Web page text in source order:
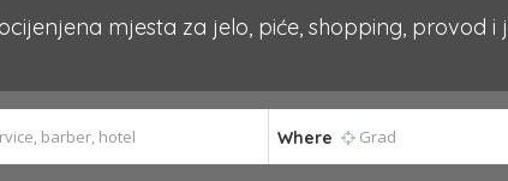
mjesta za jelo, piće, shopping, provod i
Where